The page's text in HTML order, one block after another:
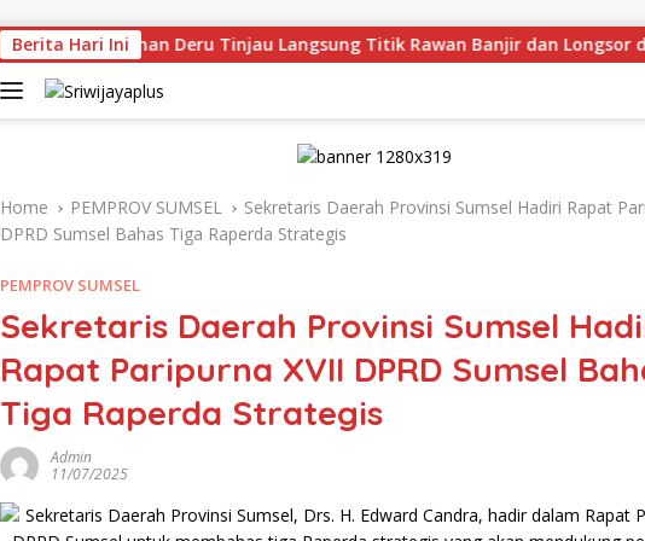
Berita Hari Ini
Herman Deru Tinjau Langsung Titik Rawan Banjir dan Longsor di
Home PEMPROV SUMSEL
Sekretaris Daerah Provinsi Sumsel Hadiri Rapat
DPRD Sumsel Bahas Tiga Raperda Strategis
PEMPROV SUMSEL
Sekretaris Daerah Provinsi Sumsel
Rapat Paripurna XVII DPRD Sumsel
Tiga Raperda Strategis
Admin
11/07/2025